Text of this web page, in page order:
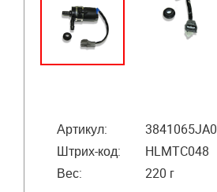
Артикул:
3841065JA0
Штрих-код:
HLMTC048
Вес:
220 г